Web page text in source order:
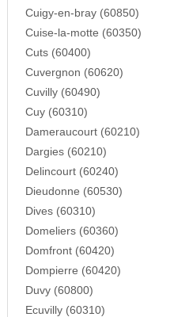
Cuigy-en-bray (60850)
Cuise-la-motte (60350)
Cuts (60400)
Cuvergnon (60620)
Cuvilly (60490)
Cuy (60310)
Dameraucourt (60210)
Dargies (60210)
Delincourt (60240)
Dieudonne (60530)
Dives (60310)
Domeliers (60360)
Domfront (60420)
Dompierre (60420)
Duvy (60800)
Ecuvilly (60310)